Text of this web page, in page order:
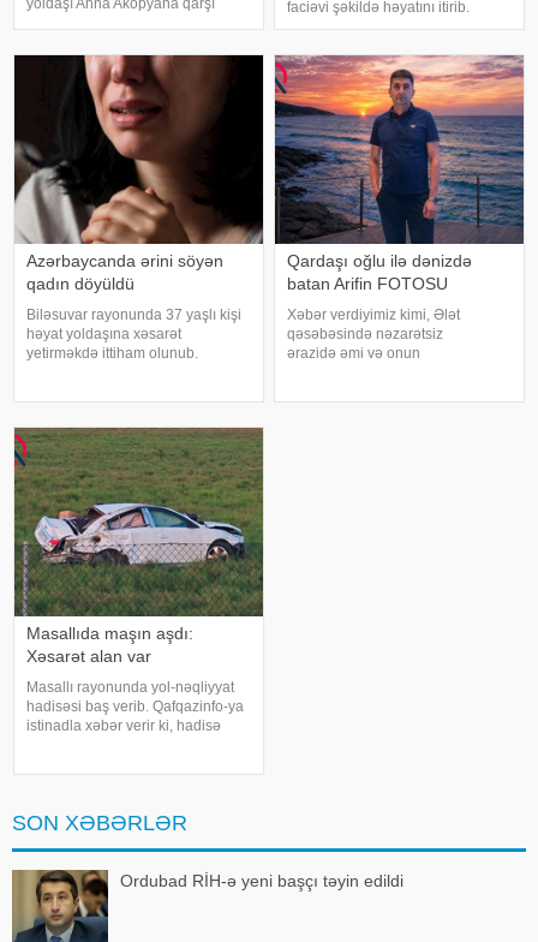
barədə TASS-a İstintaq
Komitəsinin mətbuat katibi Kima
faciəvi şəkildə həyatını itirib.
Onların yatdıqları avtomobil gecə
KONKRET.azxəbər verir ki,
Kirovo-Çepetsk sakinləri – 46 yaşl
Azərbaycanda ərini söyən
qadın döyüldü
Biləsuvar rayonunda 37 yaşlı kişi
həyat yoldaşına xəsarət
yetirməkdə ittiham olunub.
red.) gecə saat 02:00 radələrind
Qardaşı oğlu ilə dənizdə
batan Arifin FOTOSU
Xəbər verdiyimiz kimi, Ələt
qəsəbəsində nəzarətsiz
ərazidə əmi və onun
Masallıda maşın aşdı:
Xəsarət alan var
Masallı rayonunda yol-nəqliyyat
hadisəsi baş verib. Qafqazinfo-ya
istinadla xəbər verir ki, hadisə
SON XƏBƏRLƏR
Ordubad RİH-ə yeni başçı təyin edildi